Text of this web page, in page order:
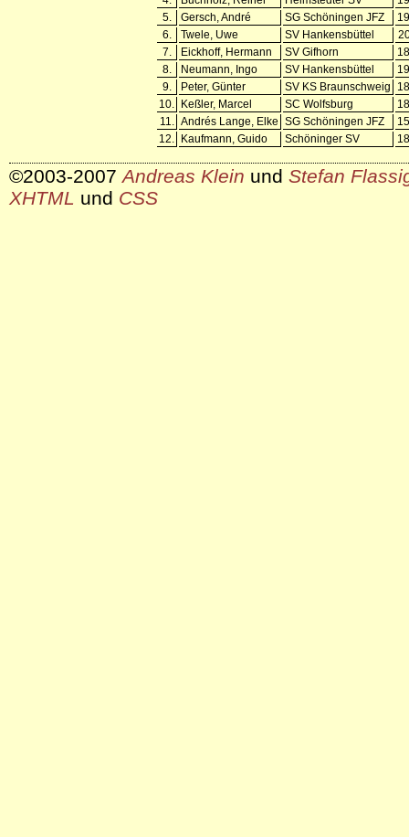
5.
Gersch, André SG Schöningen JFZ
6.
Twele, Uwe SV Hankensbüttel
7.
Eickhoff, Hermann SV Gifhorn
8.
Neumann, Ingo SV Hankensbüttel
9.
Peter, Günter SV KS Braunschweig
10.
Keßler, Marcel SC Wolfsburg
11.
Andrés Lange, Elke SG Schöningen JFZ
12.
Kaufmann, Guido Schöninger SV
©2003-2007 Andreas Klein und Stefan
XHTML und CSS